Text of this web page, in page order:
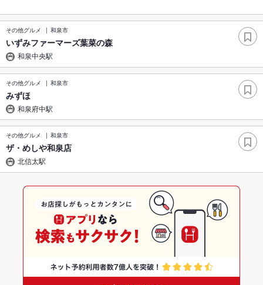
その他グルメ 和泉市
いずみファーマーズ葉菜の森
和泉中央駅
その他グルメ 和泉市
みずほ
和泉府中駅
その他グルメ 和泉市
ザ・めしや和泉店
北信太駅